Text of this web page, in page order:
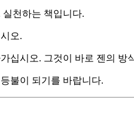
천하는 책입니다.
오.
십시오. 그것이 바로 젠의 방
불이 되기를 바랍니다.